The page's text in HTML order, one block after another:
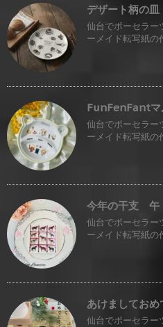
デザート柄の皿
仙台でポーセラー
ーメイド転写紙の
FunFenFantマ
仙台でポーセラー
ーメイド転写紙の
今年の干支 午
仙台でポーセラー
ーメイド転写紙の
あけましてお
仙台でポーセラー